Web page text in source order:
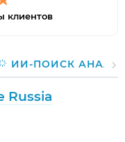
клиентов
ИИ-ПОИСК
Russia